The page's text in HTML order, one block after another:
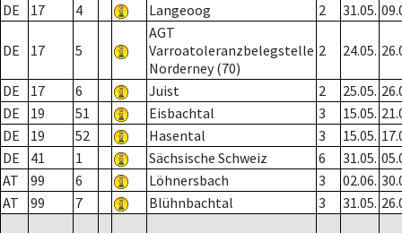
DE
17 4 Langeoog 2 31.05.
DE 17 5
AGT
Varroatoleranzbelegstelle
Norderney (70)
2 24.05.
DE 17 6 Juist 2 25.05.
DE
19 51 Eisbachtal 3 15.05.
DE
19 52 Hasental 3 15.05.
DE
41 1 Sächsische Schweiz 6 31.05.
AT
99 6 Löhnersbach 3 02.06.
AT
99 7 Blühnbachtal 3 31.05.